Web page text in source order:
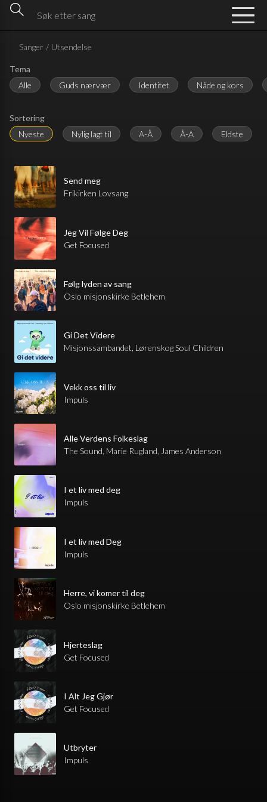
Sanger / Utsendelse
Tema
Alle
Guds nærvær Identitet Nåde og kors
Sortering
Nyeste
Nylig lagt til A-Å Å-A Eldste
Send meg
Frikirken Lovsang
Jeg Vil Følge Deg
Get Focused
Følg lyden av sang
Oslo misjonskirke Betlehem
Gi Det Videre
Misjonssambandet, Lørenskog Soul Children
Vekk oss til liv
Impuls
Alle Verdens Folkeslag
The Sound, Marie Rugland, James Anderson
I et liv med deg
Impuls
I et liv med Deg
Impuls
Herre, vi komer til deg
Oslo misjonskirke Betlehem
Hjerteslag
Get Focused
I Alt Jeg Gjør
Get Focused
Utbryter
Impuls